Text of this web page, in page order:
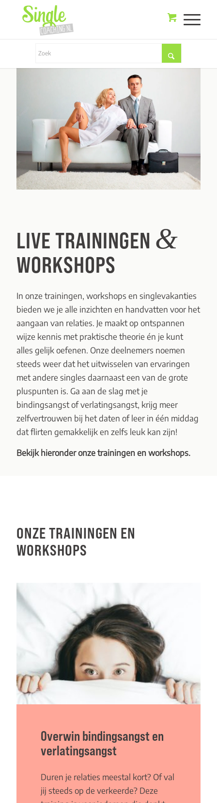
LIVE TRAININGEN &
WORKSHOPS
In onze trainingen, workshops en singlevakanties
bieden we je alle inzichten en handvatten voor het
aangaan van relaties. Je maakt op ontspannen
wijze kennis met praktische theorie én je kunt
alles gelijk oefenen. Onze deelnemers noemen
steeds weer dat het uitwisselen van ervaringen
met andere singles daarnaast een van de grote
pluspunten is. Ga aan de slag met je
bindingsangst of verlatingsangst, krijg meer
zelfvertrouwen bij het daten of leer in één middag
dat flirten gemakkelijk en zelfs leuk kan zijn!
Bekijk hieronder onze trainingen en workshops.
ONZE TRAININGEN EN
WORKSHOPS
Overwin bindingsangst en
verlatingsangst
Duren je relaties meestal kort? Of val
jij steeds op de verkeerde? Deze